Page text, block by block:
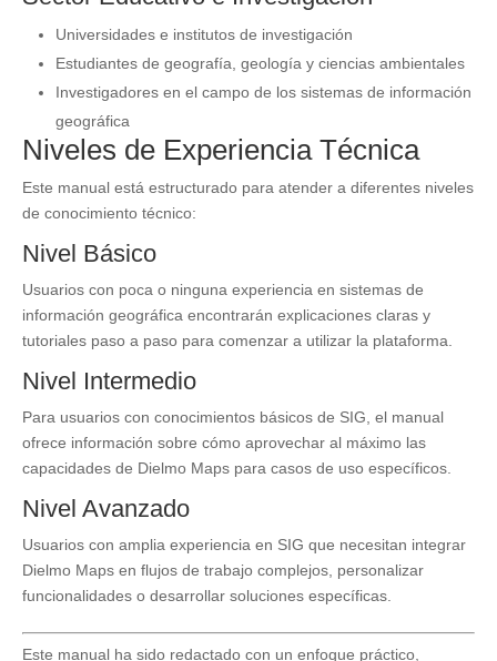
Universidades e institutos de investigación
Estudiantes de geografía, geología y ciencias ambientales
Investigadores en el campo de los sistemas de información
geográfica
Niveles de Experiencia Técnica
Este manual está estructurado para atender a diferentes niveles
de conocimiento técnico:
Nivel Básico
Usuarios con poca o ninguna experiencia en sistemas de
información geográfica encontrarán explicaciones claras y
tutoriales paso a paso para comenzar a utilizar la plataforma.
Nivel Intermedio
Para usuarios con conocimientos básicos de SIG, el manual
ofrece información sobre cómo aprovechar al máximo las
capacidades de Dielmo Maps para casos de uso específicos.
Nivel Avanzado
Usuarios con amplia experiencia en SIG que necesitan integrar
Dielmo Maps en flujos de trabajo complejos, personalizar
funcionalidades o desarrollar soluciones específicas.
Este manual ha sido redactado con un enfoque práctico,